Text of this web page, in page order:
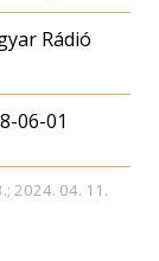
Rádió
06-01
2024. 04. 11.